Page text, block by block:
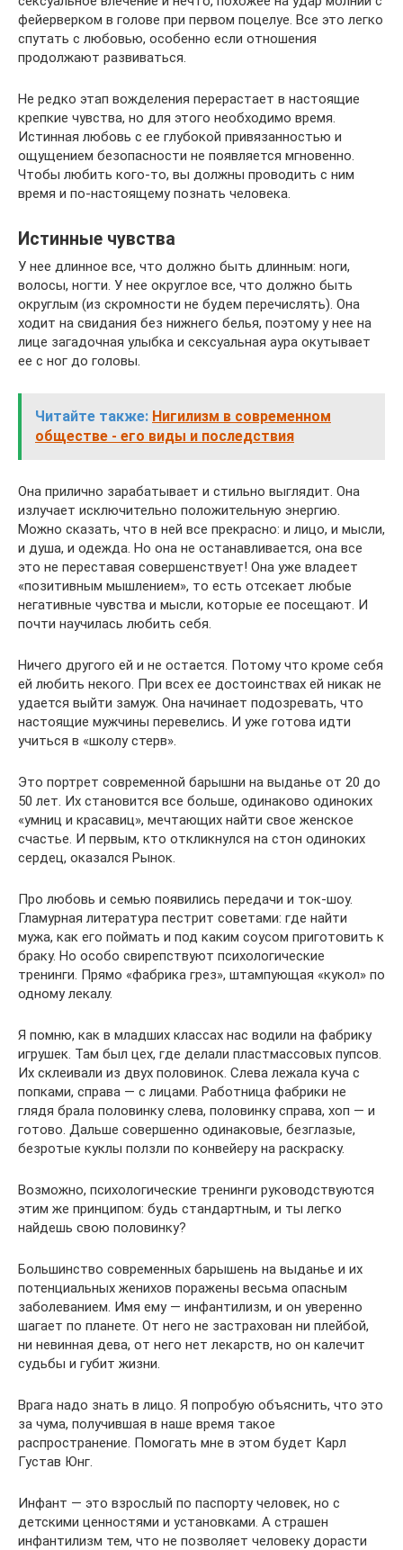
фейерверком в голове при первом поцелуе. Все это легко
спутать с любовью, особенно если отношения
продолжают развиваться.
Не редко этап вожделения перерастает в настоящие
крепкие чувства, но для этого необходимо время.
Истинная любовь с ее глубокой привязанностью и
ощущением безопасности не появляется мгновенно.
Чтобы любить кого-то, вы должны проводить с ним
время и по-настоящему познать человека.
Истинные чувства
У нее длинное все, что должно быть длинным: ноги,
волосы, ногти. У нее округлое все, что должно быть
округлым (из скромности не будем перечислять). Она
ходит на свидания без нижнего белья, поэтому у нее на
лице загадочная улыбка и сексуальная аура окутывает
ее с ног до головы.
Читайте также: Нигилизм в современном
обществе - его виды и последствия
Она прилично зарабатывает и стильно выглядит. Она
излучает исключительно положительную энергию.
Можно сказать, что в ней все прекрасно: и лицо, и мысли,
и душа, и одежда. Но она не останавливается, она все
это не переставая совершенствует! Она уже владеет
«позитивным мышлением», то есть отсекает любые
негативные чувства и мысли, которые ее посещают. И
почти научилась любить себя.
Ничего другого ей и не остается. Потому что кроме себя
ей любить некого. При всех ее достоинствах ей никак не
удается выйти замуж. Она начинает подозревать, что
настоящие мужчины перевелись. И уже готова идти
учиться в «школу стерв».
Это портрет современной барышни на выданье от 20 до
50 лет. Их становится все больше, одинаково одиноких
«умниц и красавиц», мечтающих найти свое женское
счастье. И первым, кто откликнулся на стон одиноких
сердец, оказался Рынок.
Про любовь и семью появились передачи и ток-шоу.
Гламурная литература пестрит советами: где найти
мужа, как его поймать и под каким соусом приготовить к
браку. Но особо свирепствуют психологические
тренинги. Прямо «фабрика грез», штампующая «кукол» по
одному лекалу.
Я помню, как в младших классах нас водили на фабрику
игрушек. Там был цех, где делали пластмассовых пупсов.
Их склеивали из двух половинок. Слева лежала куча с
попками, справа — с лицами. Работница фабрики не
глядя брала половинку слева, половинку справа, хоп — и
готово. Дальше совершенно одинаковые, безглазые,
безротые куклы ползли по конвейеру на раскраску.
Возможно, психологические тренинги руководствуются
этим же принципом: будь стандартным, и ты легко
найдешь свою половинку?
Большинство современных барышень на выданье и их
потенциальных женихов поражены весьма опасным
заболеванием. Имя ему — инфантилизм, и он уверенно
шагает по планете. От него не застрахован ни плейбой,
ни невинная дева, от него нет лекарств, но он калечит
судьбы и губит жизни.
Врага надо знать в лицо. Я попробую объяснить, что это
за чума, получившая в наше время такое
распространение. Помогать мне в этом будет Карл
Густав Юнг.
Инфант — это взрослый по паспорту человек, но с
детскими ценностями и установками. А страшен
инфантилизм тем, что не позволяет человеку дорасти